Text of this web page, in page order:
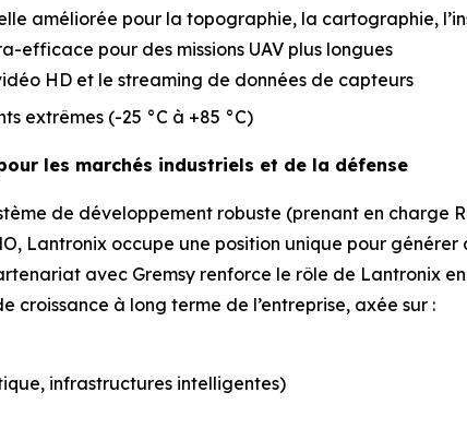
améliorée pour la topographie, la cartographie,
efficace pour des missions UAV plus longues
HD et le streaming de données de capteurs
extrêmes (-25 °C à +85 °C)
les marchés industriels et de la défense
de développement robuste (prenant en charge
Lantronix occupe une position unique pour
avec Gremsy renforce le rôle de Lantronix
à long terme de l’entreprise, axée sur :
infrastructures intelligentes)